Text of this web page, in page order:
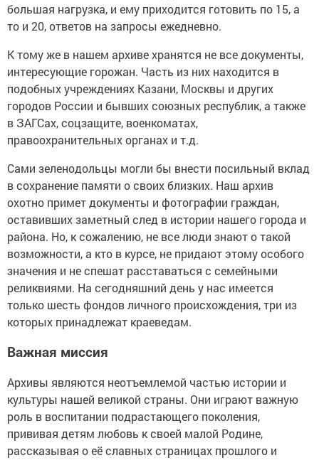
большая нагрузка, и ему приходится готовить по 15, а
то и 20, ответов на запросы ежедневно.
К тому же в нашем архиве хранятся не все документы,
интересующие горожан. Часть из них находится в
подобных учреждениях Казани, Москвы и других
городов России и бывших союзных республик, а также
в ЗАГСах, соцзащите, военкоматах,
правоохранительных органах и т.д.
Сами зеленодольцы могли бы внести посильный вклад
в сохранение памяти о своих близких. Наш архив
охотно примет документы и фотографии граждан,
оставивших заметный след в истории нашего города и
района. Но, к сожалению, не все люди знают о такой
возможности, а кто в курсе, не придают этому особого
значения и не спешат расставаться с семейными
реликвиями. На сегодняшний день у нас имеется
только шесть фондов личного происхождения, три из
которых принадлежат краеведам.
Важная миссия
Архивы являются неотъемлемой частью истории и
культуры нашей великой страны. Они играют важную
роль в воспитании подрастающего поколения,
прививая детям любовь к своей малой Родине,
рассказывая о её славных страницах прошлого и